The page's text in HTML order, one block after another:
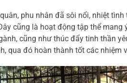
phu nhân đã sôi nổi, nhiệt
cũng là hoạt động tập thể mang
cũng như thúc đẩy tinh thần
qua đó hoàn thành tốt các nhiệm